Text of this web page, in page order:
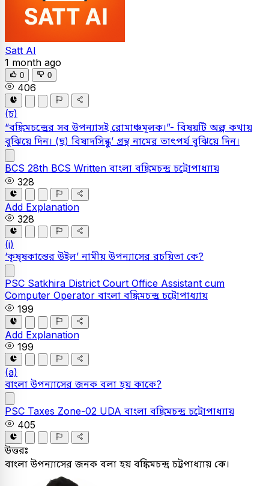
Satt AI
1 month ago
0 0
406
(চ)
“বঙ্কিমচন্দ্রের সব উপন্যাসই রােমাঞ্চমূলক।”- বিষয়টি অল্প কথায়
বুঝিয়ে দিন। (ছ) বিষাদসিন্ধু’ গ্রন্থ নামের তাৎপর্য বুঝিয়ে দিন।
BCS 28th BCS Written বাংলা বঙ্কিমচন্দ্র চট্টোপাধ্যায়
328
Add Explanation
328
(i)
‘কৃষ্ষকান্তের উইল’ নামীয় উপন্যাসের রচয়িতা কে?
PSC Satkhira District Court Office Assistant cum
Computer Operator বাংলা বঙ্কিমচন্দ্র চট্টোপাধ্যায়
199
Add Explanation
199
(a)
বাংলা উপন্যাসের জনক বলা হয় কাকে?
PSC Taxes Zone-02 UDA বাংলা বঙ্কিমচন্দ্র চট্টোপাধ্যায়
405
উত্তরঃ
বাংলা উপন্যাসের জনক বলা হয় বঙ্কিমচন্দ্র চট্টপাধ্যায় কে।